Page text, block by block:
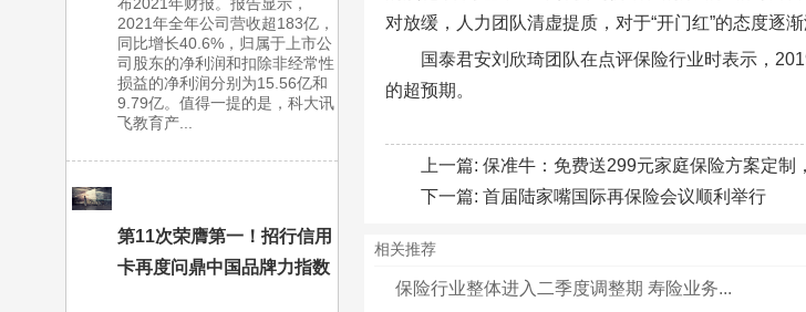
2021年全年公司营收超183亿，
同比增长40.6%，归属于上市公
司股东的净利润和扣除非经常性
损益的净利润分别为15.56亿和
9.79亿。值得一提的是，科大讯
飞教育产...
第11次荣膺第一！招行信用
卡再度问鼎中国品牌力指数
对放缓，人力团队清虚提质，对于“开门红”的态度逐渐
国泰君安刘欣琦团队在点评保险行业时表示，
的超预期。
上一篇: 保准牛：免费送299元家庭保险方案定制
下一篇: 首届陆家嘴国际再保险会议顺利举行
相关推荐
保险行业整体进入二季度调整期 寿险业务...